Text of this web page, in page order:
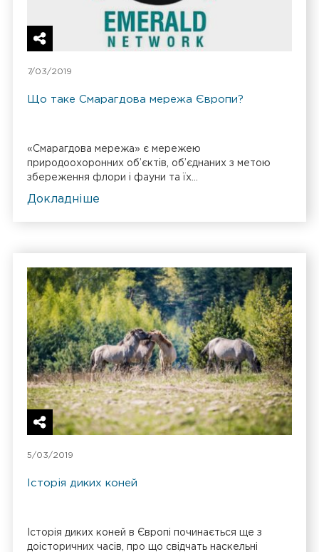
7/03/2019
Що таке Смарагдова мережа Європи?
«Смарагдова мережа» є мережею
природоохоронних об’єктів, об’єднаних з метою
збереження флори і фауни та їх...
Докладніше
5/03/2019
Історія диких коней
Історія диких коней в Європі починається ще з
доісторичних часів, про що свідчать наскельні